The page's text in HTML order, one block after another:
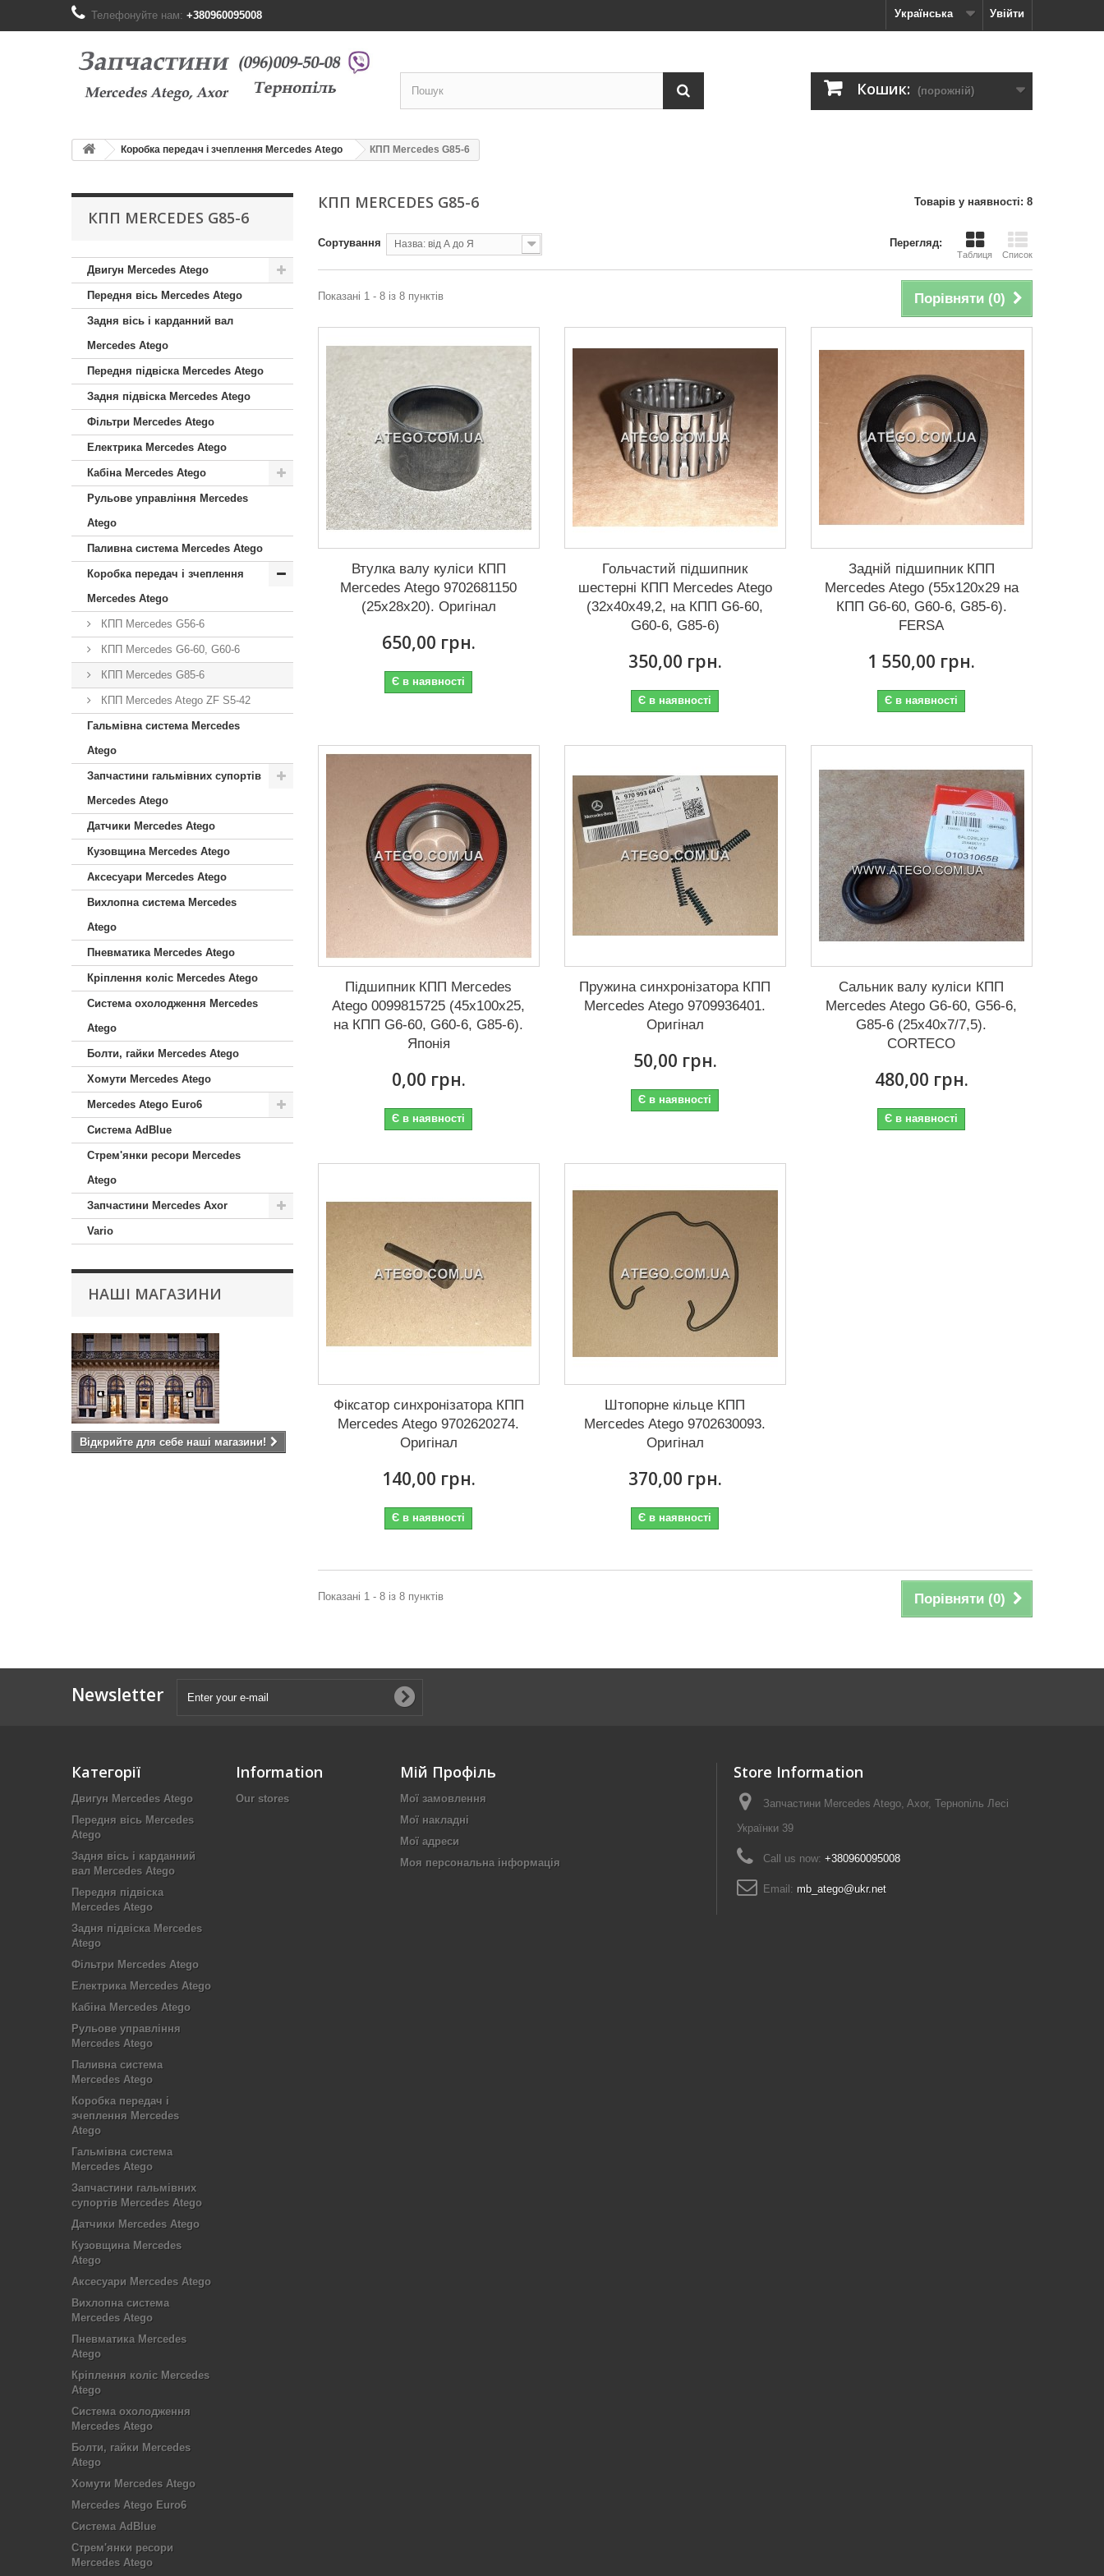
Увійти
Українська
Телефонуйте нам: +380960095008
Кошик: (порожній)
Коробка передач і зчеплення Mercedes Atego КПП Mercedes G85-6
КПП MERCEDES G85-6
Двигун Mercedes Atego
Передня вісь Mercedes Atego
Задня вісь і карданний вал
Mercedes Atego
Передня підвіска Mercedes Atego
Задня підвіска Mercedes Atego
Фільтри Mercedes Atego
Електрика Mercedes Atego
Кабіна Mercedes Atego
Рульове управління Mercedes
Atego
Паливна система Mercedes Atego
Коробка передач і зчеплення
Mercedes Atego
КПП Mercedes G56-6
КПП Mercedes G6-60, G60-6
КПП Mercedes G85-6
КПП Mercedes Atego ZF S5-42
Гальмівна система Mercedes
Atego
Запчастини гальмівних супортів
Mercedes Atego
Датчики Mercedes Atego
Кузовщина Mercedes Atego
Аксесуари Mercedes Atego
Вихлопна система Mercedes
Atego
Пневматика Mercedes Atego
Кріплення коліс Mercedes Atego
Система охолодження Mercedes
Atego
Болти, гайки Mercedes Atego
Хомути Mercedes Atego
Mercedes Atego Euro6
Система AdBlue
Стрем'янки ресори Mercedes
Atego
Запчастини Mercedes Axor
Vario
НАШІ МАГАЗИНИ
Відкрийте для себе наші магазини!
КПП MERCEDES G85-6 Товарів у наявності: 8
Перегляд:
Таблиця Список
Сортування Назва: від А до Я
Порівняти (0)
Показані 1 - 8 із 8 пунктів
Втулка валу куліси КПП
Mercedes Atego 9702681150
(25x28x20). Оригінал
650,00 грн.
Є в наявності
Гольчастий підшипник
шестерні КПП Mercedes Atego
(32x40x49,2, на КПП G6-60,
G60-6, G85-6)
350,00 грн.
Є в наявності
Задній підшипник КПП
Mercedes Atego (55x120x29 на
КПП G6-60, G60-6, G85-6).
FERSA
1 550,00 грн.
Є в наявності
Підшипник КПП Mercedes
Atego 0099815725 (45x100x25,
на КПП G6-60, G60-6, G85-6).
Японія
0,00 грн.
Є в наявності
Пружина синхронізатора КПП
Mercedes Atego 9709936401.
Оригінал
50,00 грн.
Є в наявності
Сальник валу куліси КПП
Mercedes Atego G6-60, G56-6,
G85-6 (25x40x7/7,5).
CORTECO
480,00 грн.
Є в наявності
Фіксатор синхронізатора КПП
Mercedes Atego 9702620274.
Оригінал
140,00 грн.
Є в наявності
Штопорне кільце КПП
Mercedes Atego 9702630093.
Оригінал
370,00 грн.
Є в наявності
Порівняти (0)
Показані 1 - 8 із 8 пунктів
Newsletter
Категорії
Двигун Mercedes Atego
Передня вісь Mercedes
Atego
Задня вісь і карданний
вал Mercedes Atego
Передня підвіска
Mercedes Atego
Задня підвіска Mercedes
Atego
Фільтри Mercedes Atego
Електрика Mercedes Atego
Кабіна Mercedes Atego
Рульове управління
Mercedes Atego
Паливна система
Mercedes Atego
Коробка передач і
зчеплення Mercedes
Atego
Гальмівна система
Mercedes Atego
Запчастини гальмівних
супортів Mercedes Atego
Датчики Mercedes Atego
Кузовщина Mercedes
Atego
Аксесуари Mercedes Atego
Вихлопна система
Mercedes Atego
Пневматика Mercedes
Atego
Кріплення коліс Mercedes
Atego
Система охолодження
Mercedes Atego
Болти, гайки Mercedes
Atego
Хомути Mercedes Atego
Mercedes Atego Euro6
Система AdBlue
Стрем'янки ресори
Mercedes Atego
Information
Our stores
Мій Профіль
Мої замовлення
Мої накладні
Мої адреси
Моя персональна інформація
Store Information
Запчастини Mercedes Atego, Axor, Тернопіль Лесі
Українки 39
Call us now: +380960095008
Email: mb_atego@ukr.net